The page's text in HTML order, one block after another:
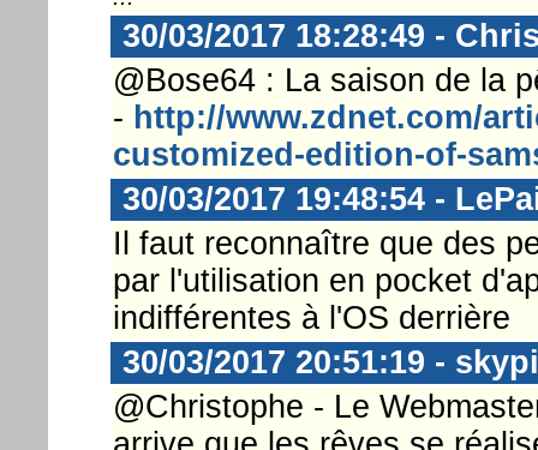
30/03/2017 18:28:49 -
@Bose64 : La saison de la
- http://www.zdnet.com/
customized-edition-of-
30/03/2017 19:48:54 -
Il faut reconnaître que des
par l'utilisation en pocket
indifférentes à l'OS derrière
30/03/2017 20:51:19 -
@Christophe - Le